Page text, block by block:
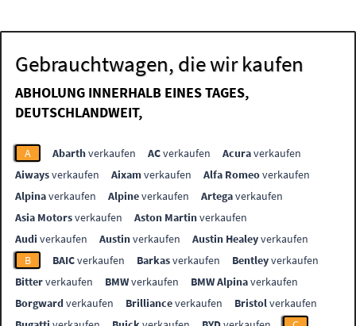
Gebrauchtwagen, die wir kaufen
ABHOLUNG INNERHALB EINES TAGES,
DEUTSCHLANDWEIT,
A Abarthverkaufen ACverkaufen Acuraverkaufen
Aiwaysverkaufen Aixamverkaufen Alfa Romeoverkaufen
Alpinaverkaufen Alpineverkaufen Artegaverkaufen
Asia Motorsverkaufen Aston Martinverkaufen
Audi verkaufen Austinverkaufen Austin Healeyverkaufen
B
BAICverkaufen Barkasverkaufen Bentleyverkaufen
Bitterverkaufen BMWverkaufen BMW Alpinaverkaufen
Borgwardverkaufen Brillianceverkaufen Bristolverkaufen